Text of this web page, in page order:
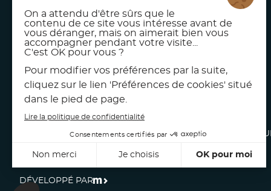
facebook
linkedin
instagram
© 2026 AKW
MENTIONS LÉGALES
DÉVELOPPÉ PAR MEDIAKOD